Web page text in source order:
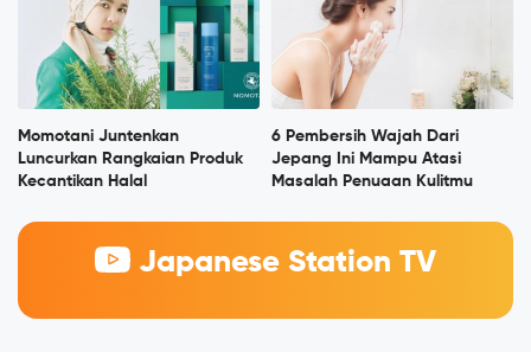
Momotani Juntenkan
Luncurkan Rangkaian Produk
Kecantikan Halal
6 Pembersih Wajah Dari
Jepang Ini Mampu Atasi
Masalah Penuaan Kulitmu
Japanese Station TV